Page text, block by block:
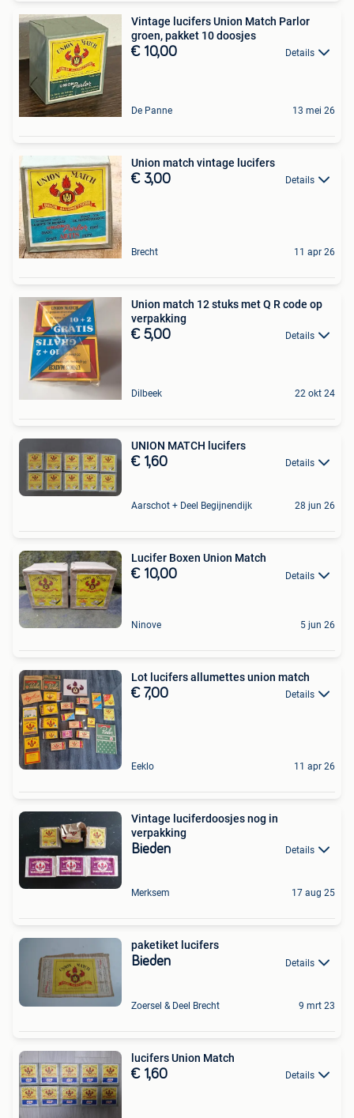
Vintage lucifers Union Match Parlor
groen, pakket 10 doosjes
€ 10,00 Details
De Panne 13 mei 26
Union match vintage lucifers
€ 3,00 Details
Brecht 11 apr 26
Union match 12 stuks met Q R code op
verpakking
€ 5,00 Details
Dilbeek 22 okt 24
UNION MATCH lucifers
€ 1,60 Details
Aarschot + Deel Begijnendijk 28 jun 26
Lucifer Boxen Union Match
€ 10,00 Details
Ninove 5 jun 26
Lot lucifers allumettes union match
€ 7,00 Details
Eeklo 11 apr 26
Vintage luciferdoosjes nog in
verpakking
Bieden Details
Merksem 17 aug 25
paketiket lucifers
Bieden Details
Zoersel & Deel Brecht 9 mrt 23
lucifers Union Match
€ 1,60 Details